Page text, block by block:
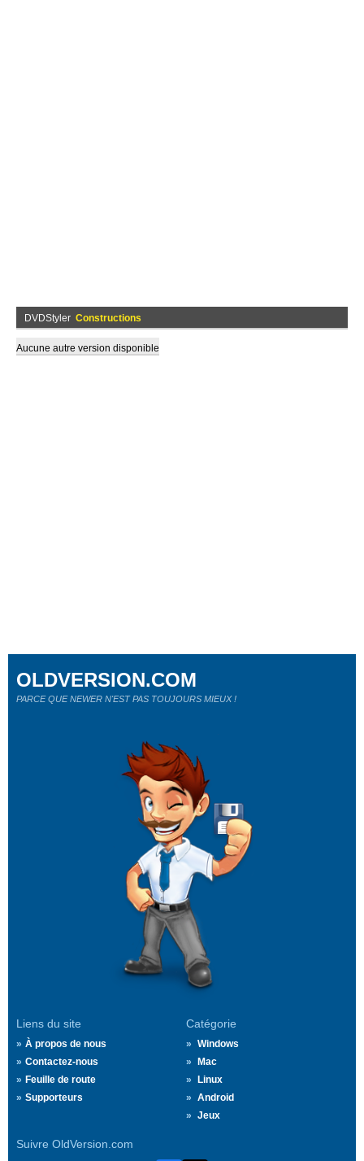
DVDStyler Constructions
Aucune autre version disponible
Liens du site
À propos de nous
Contactez-nous
Feuille de route
Supporteurs
Catégorie
Windows
Mac
Linux
Android
Jeux
Suivre OldVersion.com
OLDVERSION.COM
PARCE QUE NEWER N'EST PAS TOUJOURS MIEUX !